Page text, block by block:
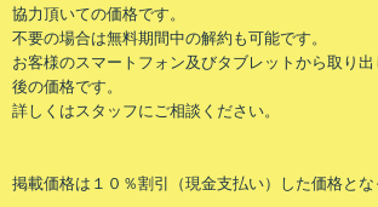
協⼒頂いての価格です。
不要の場合は無料期間中の解約も可能です。
お客様のスマートフォン及びタブレットから取り
後の価格です。
詳しくはスタッフにご相談ください。
掲載価格は１０％割引（現金支払い）した価格とな